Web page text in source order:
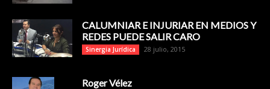
CALUMNIAR E INJURIAR EN MEDIOS Y
REDES PUEDE SALIR CARO
Sinergia Jurídica 28 julio, 2015
Roger Vélez